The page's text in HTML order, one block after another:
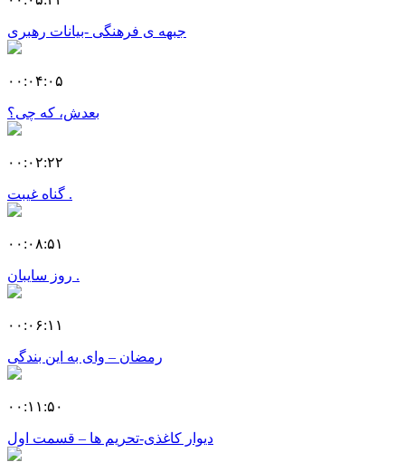
جبهه ی فرهنگی -بیانات رهبری
۰۰:۰۴:۰۵
بعدش، که چی؟
۰۰:۰۲:۲۲
گناه غیبت .
۰۰:۰۸:۵۱
روز سایبان .
۰۰:۰۶:۱۱
رمضان – وای به این بندگی
۰۰:۱۱:۵۰
دیوار کاغذی-تحریم ها – قسمت اول